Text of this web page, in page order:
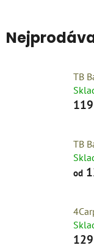
TB
TB
od